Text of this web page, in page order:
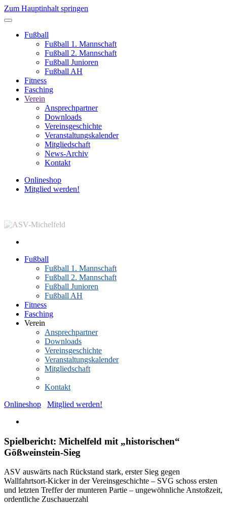
Zum Hauptinhalt springen
Fußball
Fußball 1. Mannschaft
Fußball 2. Mannschaft
Fußball Junioren
Fußball AH
Fitness
Fasching
Verein
Ansprechpartner
Downloads
Vereinsgeschichte
Veranstaltungskalender
Mitgliedschaft
News-Archiv
Kontakt
Onlineshop
Mitglied werden!
Fußball
Fußball 1. Mannschaft
Fußball 2. Mannschaft
Fußball Junioren
Fußball AH
Fitness
Fasching
Verein
Ansprechpartner
Downloads
Vereinsgeschichte
Veranstaltungskalender
Mitgliedschaft
Kontakt
Onlineshop
Mitglied werden!
Spielbericht: Michelfeld mit „historischen“
Gößweinstein-Sieg
ASV auswärts nach Rückstand stark, erster Sieg gegen
Wallfahrtsort-Kicker in der Vereinsgeschichte – SVG schoss ersten
und letzten Treffer der munteren Partie – ungewöhnliche Anstoßzeit,
ordentliche Zuschauerzahl